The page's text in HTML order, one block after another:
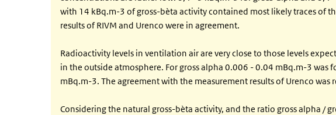
with 14 kBq.m-3 of gross-bèta activity contained most likely traces of
results of RIVM and Urenco were in agreement.
Radioactivity levels in ventilation air are very close to those levels
in the outside atmosphere. For gross alpha 0.006 - 0.04 mBq.m-3 was
mBq.m-3. The agreement with the measurement results of Urenco was
Considering the natural gross-bèta activity, and the ratio gross alpha /